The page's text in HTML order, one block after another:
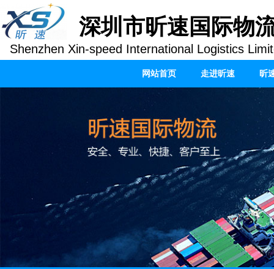
深圳市昕速国际物
Shenzhen Xin-speed International Logistics
网站首页 走进昕速 昕